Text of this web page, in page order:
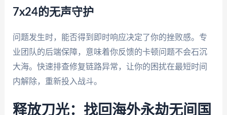
7x24的无声守护
问题发生时，能否得到即时响应决定了你的挫败感。专
业团队的后端保障，意味着你反馈的卡顿问题不会石沉
大海。快速排查修复链路异常，让你的困扰在最短时间
内解除，重新投入战斗。
释放刀光：找回海外永劫无间国